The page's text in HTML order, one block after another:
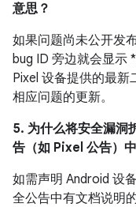
意思？
如果问题尚未公开发
bug ID 旁边就会显示 *
Pixel 设备提供的最
相应问题的更新。
5. 为什么将安全漏洞
告（如 Pixel 公告）
如需声明 Android 设
全公告中有文档说明